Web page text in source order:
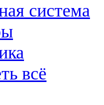
система
всё